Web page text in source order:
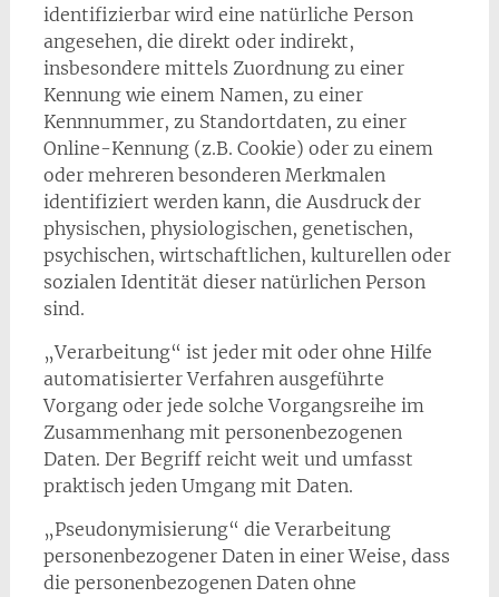
identifizierbar wird eine natürliche Person
angesehen, die direkt oder indirekt,
insbesondere mittels Zuordnung zu einer
Kennung wie einem Namen, zu einer
Kennnummer, zu Standortdaten, zu einer
Online-Kennung (z.B. Cookie) oder zu einem
oder mehreren besonderen Merkmalen
identifiziert werden kann, die Ausdruck der
physischen, physiologischen, genetischen,
psychischen, wirtschaftlichen, kulturellen oder
sozialen Identität dieser natürlichen Person
sind.
„Verarbeitung“ ist jeder mit oder ohne Hilfe
automatisierter Verfahren ausgeführte
Vorgang oder jede solche Vorgangsreihe im
Zusammenhang mit personenbezogenen
Daten. Der Begriff reicht weit und umfasst
praktisch jeden Umgang mit Daten.
„Pseudonymisierung“ die Verarbeitung
personenbezogener Daten in einer Weise, dass
die personenbezogenen Daten ohne